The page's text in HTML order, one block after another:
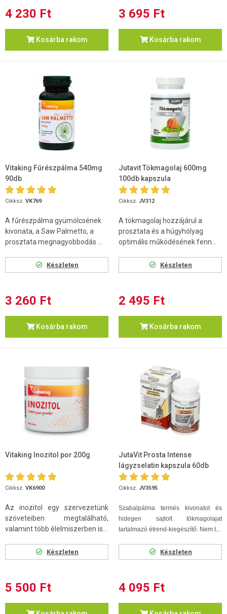
4 230 Ft
Kosárba rakom
3 695 Ft
Kosárba rakom
Vitaking Fűrészpálma 540mg
90db
Cikksz. VK769
A fűrészpálma gyümölcsének
kivonata, a Saw Palmetto, a
prosztata megnagyobbodás ...
Készleten
3 260 Ft
Kosárba rakom
Jutavit Tökmagolaj 600mg
100db kapszula
Cikksz. JV312
A tökmagolaj hozzájárul a
prosztata és a húgyhólyag
optimális működésének fenn...
Készleten
2 495 Ft
Kosárba rakom
Vitaking Inozitol por 200g
Cikksz. VK6900
Az inozitol egy szervezetünk
szöveteiben megtalálható,
valamint több élelmiszerben is...
Készleten
5 500 Ft
JutaVit Prosta Intense
lágyzselatin kapszula 60db
Cikksz. JV3595
Szabalpálma termés kivonatot és
hidegen sajtolt tökmagolajat
tartalmazó étrend-kiegészítő. Nem t...
Készleten
4 095 Ft